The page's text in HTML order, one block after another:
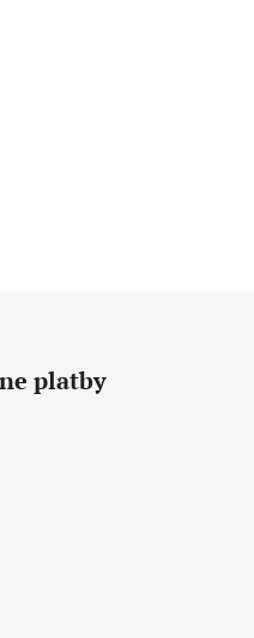
platby